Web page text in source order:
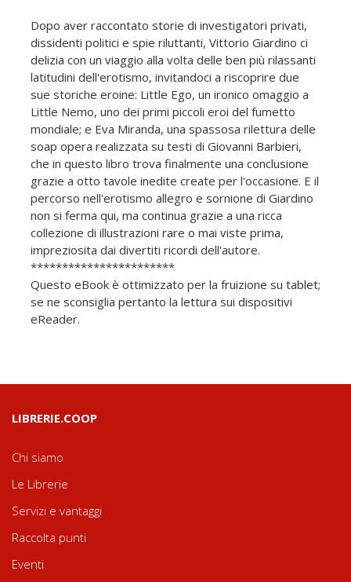
Dopo aver raccontato storie di investigatori privati,
dissidenti politici e spie riluttanti, Vittorio Giardino ci
delizia con un viaggio alla volta delle ben più rilassanti
latitudini dell'erotismo, invitandoci a riscoprire due
sue storiche eroine: Little Ego, un ironico omaggio a
Little Nemo, uno dei primi piccoli eroi del fumetto
mondiale; e Eva Miranda, una spassosa rilettura delle
soap opera realizzata su testi di Giovanni Barbieri,
che in questo libro trova finalmente una conclusione
grazie a otto tavole inedite create per l'occasione. E il
percorso nell'erotismo allegro e sornione di Giardino
non si ferma qui, ma continua grazie a una ricca
collezione di illustrazioni rare o mai viste prima,
impreziosita dai divertiti ricordi dell'autore.
***********************
Questo eBook è ottimizzato per la fruizione su tablet;
se ne sconsiglia pertanto la lettura sui dispositivi
eReader.
LIBRERIE.COOP
Chi siamo
Le Librerie
Servizi e vantaggi
Raccolta punti
Eventi